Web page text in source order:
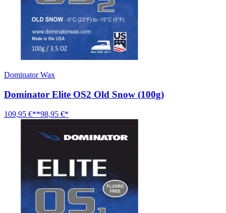
Dominator Wax
Dominator Elite OS2 Old Snow (100g)
109,95 €**98,95 €*